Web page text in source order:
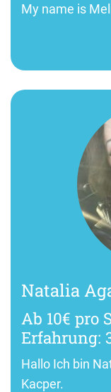
My name is
Natalia
Ab 10€ pro
Erfahrung:
Hallo Ich bin
Kacper.